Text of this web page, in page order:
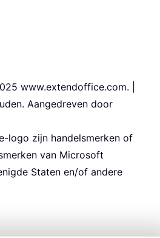
www.extendoffice.com. |
Aangedreven door
logo zijn handelsmerken of
van Microsoft
Staten en/of andere